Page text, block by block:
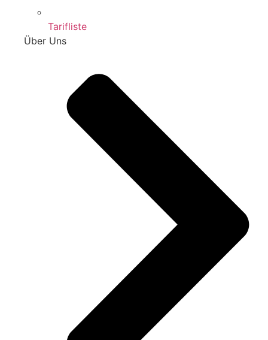
Tarifliste
Über Uns